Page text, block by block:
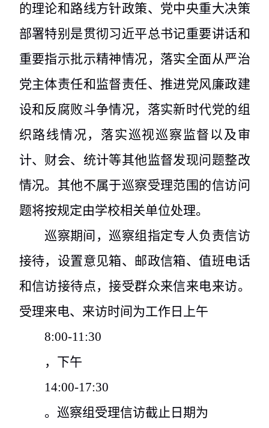
的理论和路线方针政策、党中央重大决策
部署特别是贯彻习近平总书记重要讲话和
重要指示批示精神情况，落实全面从严治
党主体责任和监督责任、推进党风廉政建
设和反腐败斗争情况，落实新时代党的组
织路线情况，落实巡视巡察监督以及审
计、财会、统计等其他监督发现问题整改
情况。其他不属于巡察受理范围的信访问
题将按规定由学校相关单位处理。
巡察期间，巡察组指定专人负责信访
接待，设置意见箱、邮政信箱、值班电话
和信访接待点，接受群众来信来电来访。
受理来电、来访时间为工作日上午
8:00-11:30
，下午
14:00-17:30
。巡察组受理信访截止日期为